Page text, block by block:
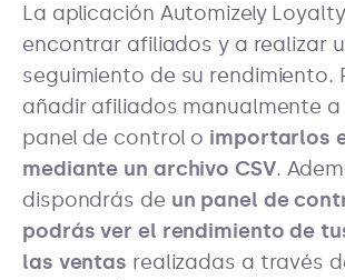
La aplicación Automizely
encontrar afiliados y a realizar
seguimiento de su rendimiento.
añadir afiliados manualmente
panel de control o importarlos
mediante un archivo CSV.
dispondrás de un panel de
podrás ver el rendimiento de
las ventas realizadas a través